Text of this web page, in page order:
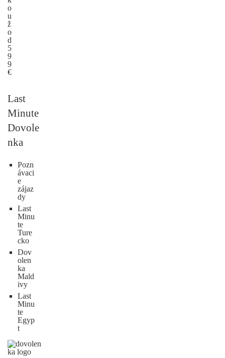
o
u
ž
o
d
5
9
9
€
Last
Minute
Dovole
nka
Pozn
ávaci
e
zájaz
dy
Last
Minu
te
Ture
cko
Dov
olen
ka
Mald
ivy
Last
Minu
te
Egyp
t